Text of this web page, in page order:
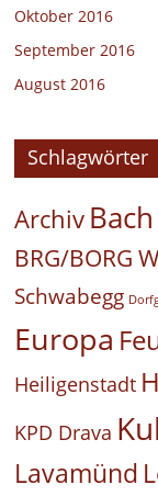
Oktober 2016
September 2016
August 2016
Schlagwörter
Archiv Bach
BRG/BORG
Schwabegg
Europa
Heiligenstadt
KPD Drava
Lavamünd